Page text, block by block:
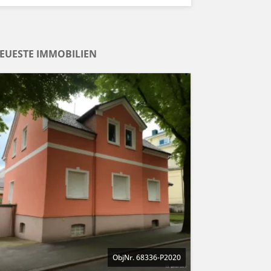
IMMOBILIEN
ObjNr. 68336-P2020